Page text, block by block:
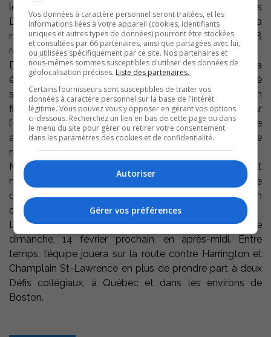
les Rebelles ont écopé de 13 pénalités contre 3 pour les
Dragons. Seulement en troisième période, alors que la
marque était de 1 à 1, l’arbitre a puni les Rebelles à 8
reprises.
Dans les circonstances, le gardien Alexandre Morand a
été la grande vedette de ce match, dont l’issue a été
scellée avec un but des Dragons dans un filet désert, en
fin de troisième. Sur ce jeu, Morand avait été retiré par
l’entraîneur Éric Messier, à la faveur d’un sixième
attaquant. Messier voulait profiter d’un avantage
numérique pour jouer à 6 contre 4.
Maxime Roy a été l’unique marqueur des Rebelles, but
marqué sur une montée d’un bout à l’autre de la patinoire
du Pavillon Claude-Mongrain de Trois-Rivières, en
désavantage numérique.
Le prochain match local des Rebelles sera présenté le
dimanche, 14 février prochain, en après-midi. Entre
temps, l’équipe jouera sur la route contre Harrington et
Champlain St-Lawrence en plus de prendre part à deux
Défis collégiaux, à Québec et dans les environs de
Boston.
Vos données à caractère personnel seront traitées, et les
informations liées à votre appareil (cookies, identifiants
uniques et autres types de données) pourront être stockées
et consultées par 66 partenaires, ainsi que partagées avec lui,
ou utilisées spécifiquement par ce site. Nos partenaires et
nous-mêmes sommes susceptibles d'utiliser des données de
géolocalisation précises. Liste des partenaires.
Certains fournisseurs sont susceptibles de traiter vos
données à caractère personnel sur la base de l'intérêt
légitime. Vous pouvez vous y opposer en gérant vos options
ci-dessous. Recherchez un lien en bas de cette page ou dans
le menu du site pour gérer ou retirer votre consentement
dans les paramètres des cookies et de confidentialité.
Autoriser
Gérer vos préférences